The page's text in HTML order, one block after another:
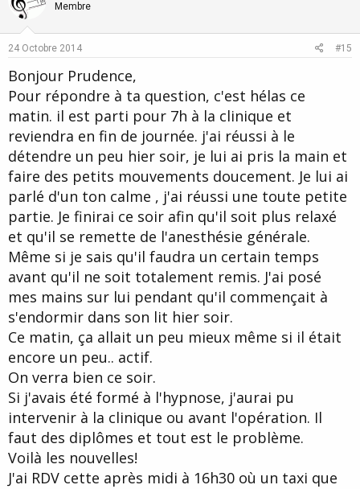
t
v
e
Membre
24 Octobre 2014 #15
Bonjour Prudence,
Pour répondre à ta question, c'est hélas ce
matin. il est parti pour 7h à la clinique et
reviendra en fin de journée. j'ai réussi à le
détendre un peu hier soir, je lui ai pris la main et
faire des petits mouvements doucement. Je lui ai
parlé d'un ton calme , j'ai réussi une toute petite
partie. Je finirai ce soir afin qu'il soit plus relaxé
et qu'il se remette de l'anesthésie générale.
Même si je sais qu'il faudra un certain temps
avant qu'il ne soit totalement remis. J'ai posé
mes mains sur lui pendant qu'il commençait à
s'endormir dans son lit hier soir.
Ce matin, ça allait un peu mieux même si il était
encore un peu.. actif.
On verra bien ce soir.
Si j'avais été formé à l'hypnose, j'aurai pu
intervenir à la clinique ou avant l'opération. Il
faut des diplômes et tout est le problème.
Voilà les nouvelles!
J'ai RDV cette après midi à 16h30 où un taxi que